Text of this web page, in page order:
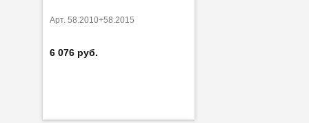
Арт. 58.2010+58.2015
6 076 руб.